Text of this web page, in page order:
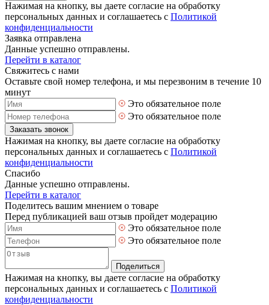
Нажимая на кнопку, вы даете согласие на обработку
персональных данных и соглашаетесь с Политикой
конфиденциальности
Заявка отправлена
Данные успешно отправлены.
Перейти в каталог
Свяжитесь с нами
Оставьте свой номер телефона, и мы перезвоним в течение 10
минут
Это обязательное поле
Это обязательное поле
Заказать звонок
Нажимая на кнопку, вы даете согласие на обработку
персональных данных и соглашаетесь с Политикой
конфиденциальности
Спасибо
Данные успешно отправлены.
Перейти в каталог
Поделитесь вашим мнением о товаре
Перед публикацией ваш отзыв пройдет модерацию
Это обязательное поле
Это обязательное поле
Поделиться
Нажимая на кнопку, вы даете согласие на обработку
персональных данных и соглашаетесь с Политикой
конфиденциальности